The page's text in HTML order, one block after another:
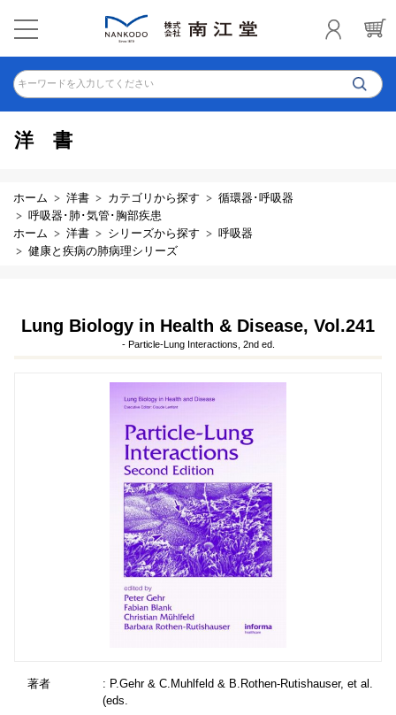
キーワードを入力してください
洋書
ホーム 洋書 カテゴリから探す
循環器･呼吸器
呼吸器･肺･気管･胸部疾患
ホーム
洋書 シリーズから探す
呼吸器
健康と疾病の肺病理シリーズ
Lung Biology in Health & Disease, Vol.241
- Particle-Lung Interactions, 2nd ed.
著者
: P.Gehr & C.Muhlfeld & B.Rothen-Rutishauser, et al.
(eds.